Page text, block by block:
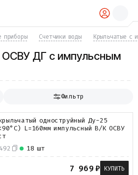
приборы Счетчики воды Крыльчатые с
ОСВУ ДГ с импульсным
Фильтр
18 шт
одноструйный Ду-25
L=160мм импульсный В/К ОСВУ
7 969₽ КУПИТЬ